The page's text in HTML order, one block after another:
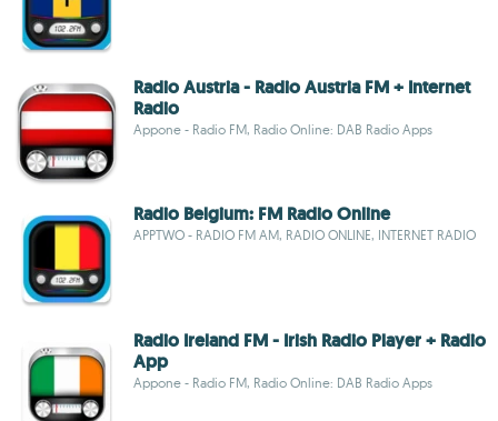
Radio Austria - Radio Austria FM + Internet
Radio
Appone - Radio FM, Radio Online: DAB Radio Apps
Radio Belgium: FM Radio Online
APPTWO - RADIO FM AM, RADIO ONLINE, INTERNET RADIO
Radio Ireland FM - Irish Radio Player + Radio
App
Appone - Radio FM, Radio Online: DAB Radio Apps